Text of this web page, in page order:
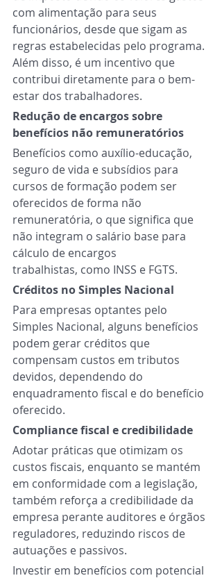
com alimentação para seus
funcionários, desde que sigam as
regras estabelecidas pelo programa.
Além disso, é um incentivo que
contribui diretamente para o bem-
estar dos trabalhadores.
Redução de encargos sobre
benefícios não remuneratórios
Benefícios como auxílio-educação,
seguro de vida e subsídios para
cursos de formação podem ser
oferecidos de forma não
remuneratória, o que significa que
não integram o salário base para
cálculo de encargos
trabalhistas, como INSS e FGTS.
Créditos no Simples Nacional
Para empresas optantes pelo
Simples Nacional, alguns benefícios
podem gerar créditos que
compensam custos em tributos
devidos, dependendo do
enquadramento fiscal e do benefício
oferecido.
Compliance fiscal e credibilidade
Adotar práticas que otimizam os
custos fiscais, enquanto se mantém
em conformidade com a legislação,
também reforça a credibilidade da
empresa perante auditores e órgãos
reguladores, reduzindo riscos de
autuações e passivos.
Investir em benefícios com potencial